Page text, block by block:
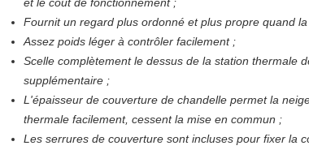
Fournit un regard plus ordonné et plus propre quand
Assez poids léger à contrôler facilement ;
Scelle complètement le dessus de la station thermale
supplémentaire ;
L'épaisseur de couverture de chandelle permet la
thermale facilement, cessent la mise en commun ;
Les serrures de couverture sont incluses pour fixer la